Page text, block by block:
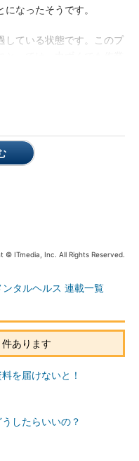
なったそうです。
ている状態です。このプ
、このレビューは実施せ
がこのリーダーでした。
関係者からは『よくやって
した」
めに実施した内容を詳し
進めるため、緻密（ちみ
まるミーティングがありま
き言葉を聞きました」
© ITmedia, Inc. All Rights Reserved.
タルヘルス 連載一覧
あります
を届けないと！
したらいいの？